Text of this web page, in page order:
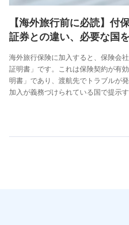
【海外旅行前に必読】付
証券との違い、必要な国
海外旅行保険に加入すると、保険会
証明書」です。これは保険契約が有
明書」であり、渡航先でトラブルが
加入が義務づけられている国で提示